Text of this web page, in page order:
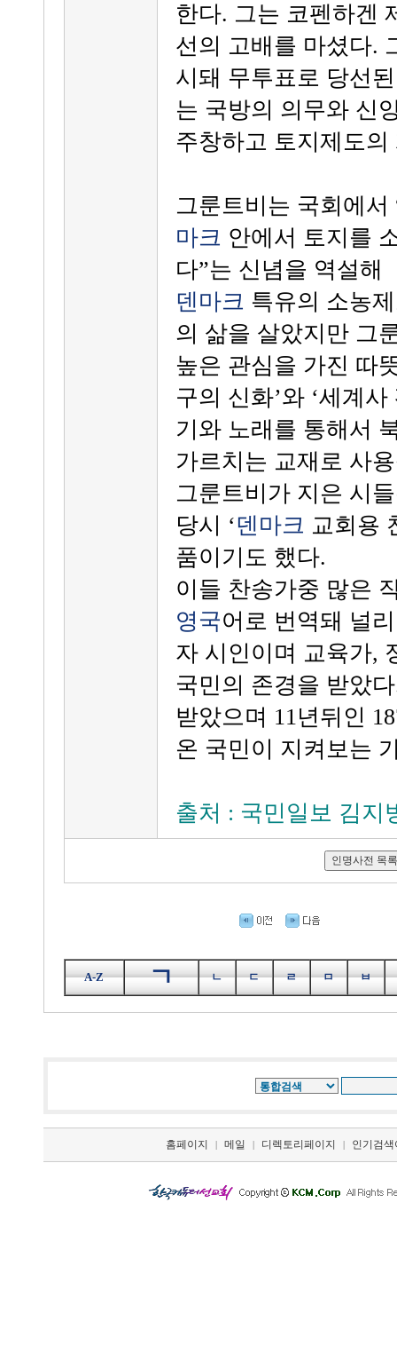
한다. 그는 코펜하겐
선의 고배를 마셨다.
시돼 무투표로 당선
는 국방의 의무와 신
주창하고 토지제도
그룬트비는 국회에서
마크 안에서 토지를
다”는 신념을 역설해
덴마크 특유의 소농
의 삶을 살았지만 그
높은 관심을 가진 따
구의 신화’와 ‘세계
기와 노래를 통해서
가르치는 교재로 사
그룬트비가 지은 시
당시 ‘덴마크 교회용
품이기도 했다.
이들 찬송가중 많은
영국어로 번역돼 널
자 시인이며 교육가,
국민의 존경을 받았
받았으며 11년뒤인
온 국민이 지켜보는
출처 : 국민일보 김지
A-Z ㄱ ㄴ ㄷ ㄹ ㅁ ㅂ
홈페이지 | 메일 | 디렉토리페이지 | 인기검색